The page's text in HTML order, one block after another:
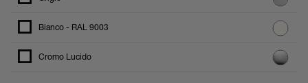
Bianco - RAL 9003
Cromo Lucido